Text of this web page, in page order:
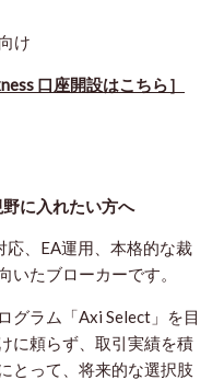
け
口座開設はこちら］
に入れたい方へ
、EA運用、本格的な裁
いたブローカーです。
グラム「Axi Select」を目
に頼らず、取引実績を積
とって、将来的な選択肢